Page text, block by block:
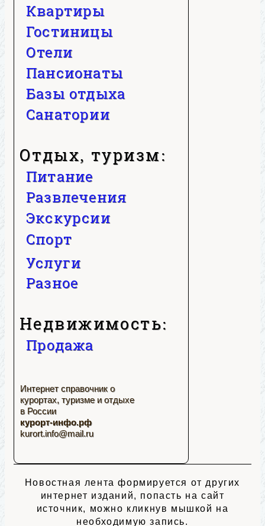
Квартиры
Гостиницы
Отели
Пансионаты
Базы отдыха
Санатории
Отдых, туризм:
Питание
Развлечения
Экскурсии
Спорт
Услуги
Разное
Недвижимость:
Продажа
Интернет справочник о
курортах, туризме и отдыхе
в России
курорт-инфо.рф
kurort.info@mail.ru
Новостная лента формируется от других
интернет изданий, попасть на сайт
источник, можно кликнув мышкой на
необходимую запись.